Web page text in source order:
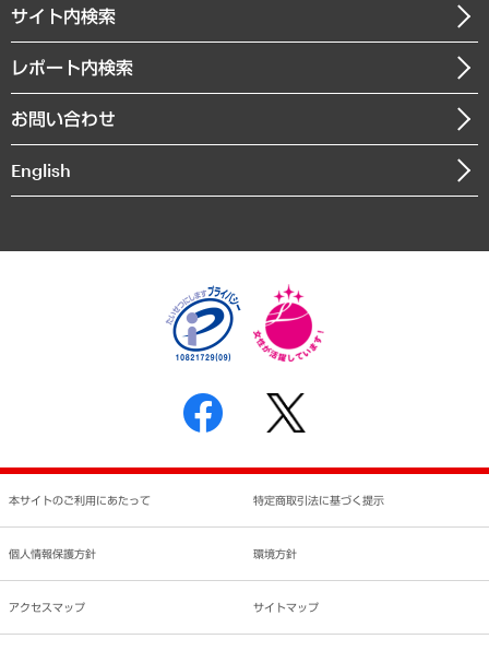
まちづくり・観光・交通・スポーツ・スマートシティ
自然資源・農林水産業・食料システム
メディア掲載・出演
沿革
組織図・本部部室紹介
インドネシア現地法人
個人情報保護方針
反社会的勢力に対する基本方針
書面による個人情報の開示等の請求の手続きについて
サイト内検索
レポート内検索
お問い合わせ
English
本サイトのご利用にあたって 特定商取引法に基づく提示
個人情報保護方針 環境方針
アクセスマップ サイトマップ